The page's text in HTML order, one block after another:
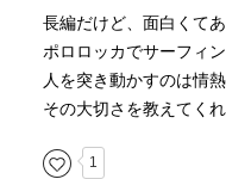
長編だけど、面白くて
ポロロッカでサーフィ
人を突き動かすのは情熱
その大切さを教えてくれ
1